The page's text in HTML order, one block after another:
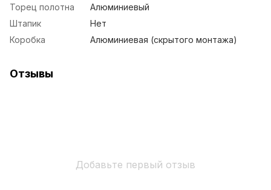
Торец полотна
Алюминиевый
Штапик
Нет
Коробка
Алюминиевая (скрытого монтажа)
Отзывы
Добавьте первый отзыв